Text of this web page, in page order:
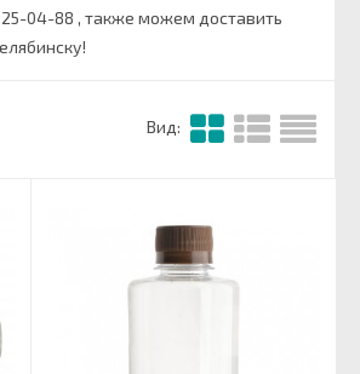
04-88 , также можем доставить
Вид: